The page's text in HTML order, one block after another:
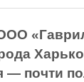
— почти